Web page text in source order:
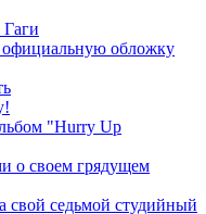
официальную обложку
"Hurry Up
о своем грядущем
свой седьмой студийный